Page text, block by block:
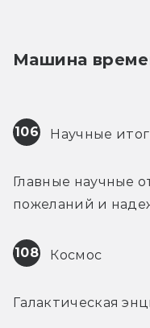
Машина
106 Научные
Главные научные
пожеланий и
108 Космос
Галактическая